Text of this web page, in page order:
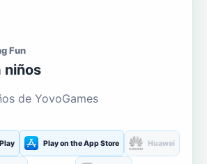
Fun
niños
de YovoGames
Play on the App Store Huawei